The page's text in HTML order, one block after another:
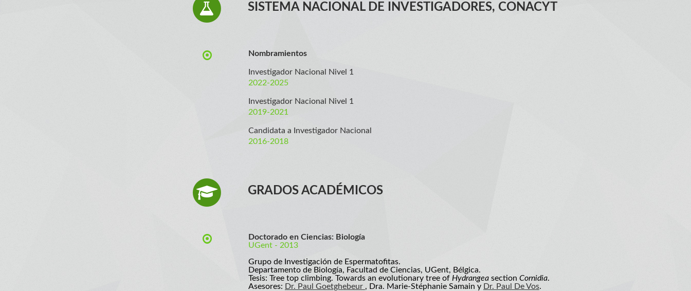
SISTEMA NACIONAL DE INVESTIGADORES, CONACYT
Nombramientos
Investigador Nacional Nivel 1
2022-2025
Investigador Nacional Nivel 1
2019-2021
Candidata a Investigador Nacional
2016-2018
GRADOS ACADÉMICOS
Doctorado en Ciencias: Biología
UGent - 2013
Grupo de Investigación de Espermatofitas.
Departamento de Biología, Facultad de Ciencias, UGent, Bélgica.
Tesis: Tree top climbing. Towards an evolutionary tree of Hydrangea section Cornidia.
Asesores: Dr. Paul Goetghebeur , Dra. Marie-Stéphanie Samain y Dr. Paul De Vos.